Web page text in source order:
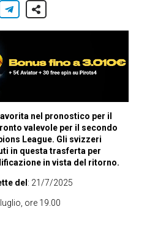
nel pronostico per il
valevole per il secondo
League. Gli svizzeri
in questa trasferta per
in vista del ritorno.
del : 21/7/2025
ore 19.00